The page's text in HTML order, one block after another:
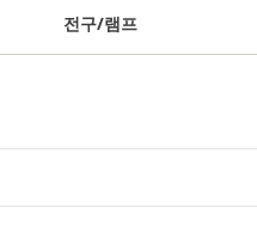
전구/램프